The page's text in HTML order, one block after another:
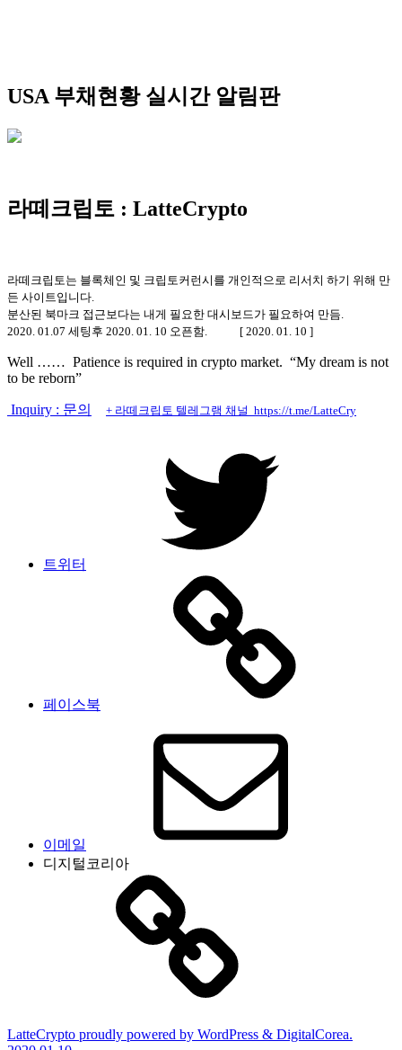
USA 부채현황 실시간 알림판
라떼크립토 : LatteCrypto
라떼크립토는 블록체인 및 크립토커런시를 개인적으로 리서치 하기 위해 만
든 사이트입니다.
분산된 북마크 접근보다는 내게 필요한 대시보드가 필요하여 만듬.
2020. 01.07 세팅후 2020. 01. 10 오픈함. [ 2020. 01. 10 ]
Well …… Patience is required in crypto market. “My dream is not
to be reborn”
Inquiry : 문의 + 라떼크립토 텔레그램 채널 https://t.me/LatteCry
트위터
페이스북
이메일
디지털코리아
LatteCrypto proudly powered by WordPress & DigitalCorea.